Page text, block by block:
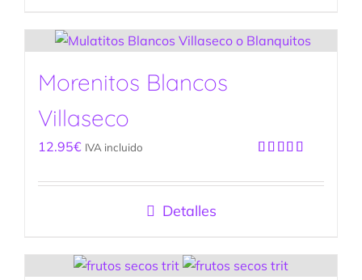
Morenitos Blancos
Villaseco
con4.90de
12.95€ IVA incluido
Detalles